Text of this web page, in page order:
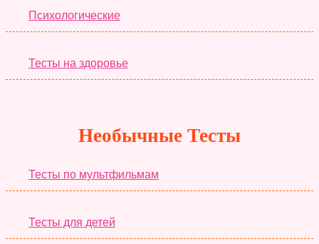
Психологические
Тесты на здоровье
Необычные Тесты
Тесты по мультфильмам
Тесты для детей